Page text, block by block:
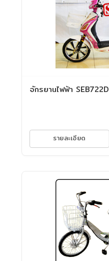
จักรยานไฟฟ้า SEB722D
รายละเอียด